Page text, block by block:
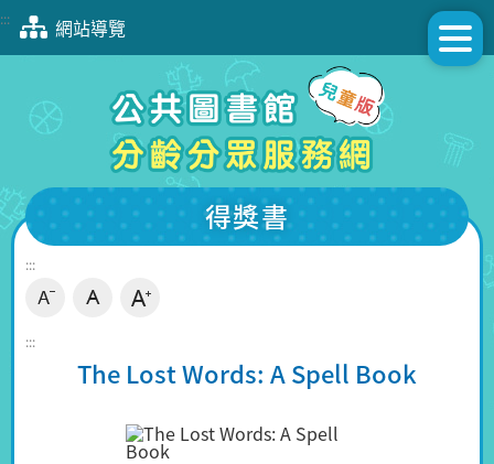
跳
塊
::: 網站導覽
得獎書
:::
:::
The Lost Words: A Spell Book